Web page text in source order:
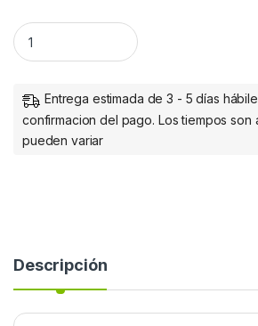
StarTech.com Docking Station
Entrega estimada de 3 - 5 días
confirmacion del pago. Los tiempos son
pueden variar
Descripción